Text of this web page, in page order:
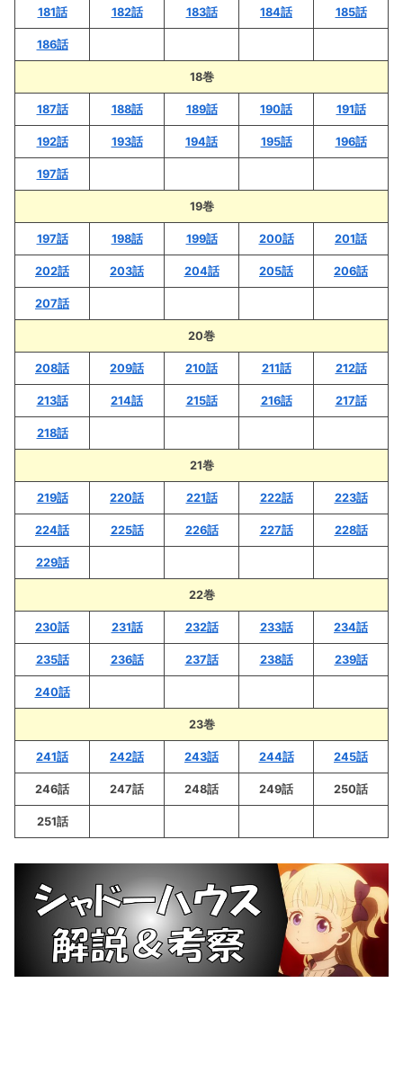
181話 182話 183話 184話 185話
186話
18巻
187話 188話 189話 190話 191話
192話 193話 194話 195話 196話
197話
19巻
197話 198話 199話 200話 201話
202話 203話 204話 205話 206話
207話
20巻
208話 209話 210話 211話 212話
213話 214話 215話 216話 217話
218話
21巻
219話 220話 221話 222話 223話
224話 225話 226話 227話 228話
229話
22巻
230話 231話 232話 233話 234話
235話 236話 237話 238話 239話
240話
23巻
241話 242話 243話 244話 245話
246話 247話 248話 249話 250話
251話